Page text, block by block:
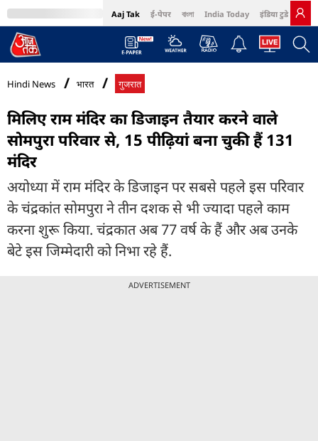
Aaj Tak ई-पेपर বাংলা India Today इंडिया टुडे हिंदी
MumbaiTak Cosmopolitan Harper's Bazaar Northeast
Hindi News भारत गुजरात
मिलिए राम मंदिर का डिजाइन तैयार करने वाले
सोमपुरा परिवार से, 15 पीढ़ियां बना चुकी हैं 131
मंदिर
अयोध्या में राम मंदिर के डिजाइन पर सबसे पहले इस परिवार
के चंद्रकांत सोमपुरा ने तीन दशक से भी ज्यादा पहले काम
करना शुरू किया. चंद्रकात अब 77 वर्ष के हैं और अब उनके
बेटे इस जिम्मेदारी को निभा रहे हैं.
ADVERTISEMENT